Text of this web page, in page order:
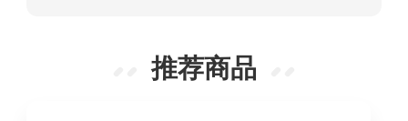
推荐商品